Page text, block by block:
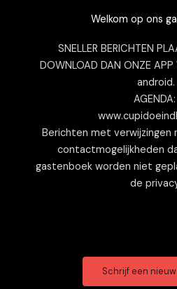
Welkom op ons
SNELLER BERICHTEN
DOWNLOAD DAN ONZE
android.
AGENDA:
Berichten met verwijzingen
contactmogelijkheden
gastenboek worden niet
de